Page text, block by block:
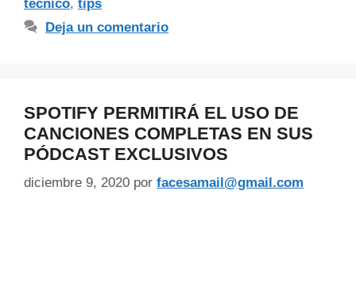
tecnico, tips
Deja un comentario
SPOTIFY PERMITIRÁ EL USO DE
CANCIONES COMPLETAS EN SUS
PÓDCAST EXCLUSIVOS
diciembre 9, 2020 por facesamail@gmail.com